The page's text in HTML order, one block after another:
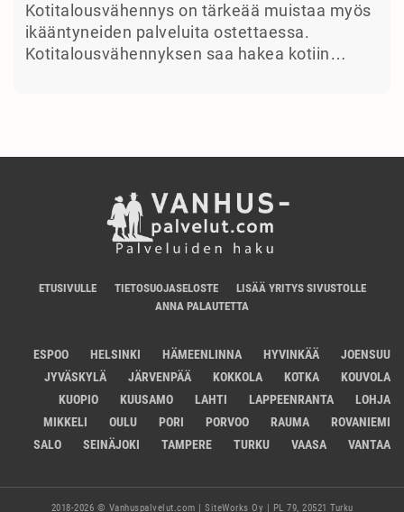
Kotitalousvähennys on tärkeää muistaa myös
ikääntyneiden palveluita ostettaessa.
Kotitalousvähennyksen saa hakea kotiin…
ETUSIVULLE TIETOSUOJASELOSTE
LISÄÄ YRITYS SIVUSTOLLE
ANNA PALAUTETTA
ESPOO HELSINKI HÄMEENLINNA HYVINKÄÄ
JOENSUU
JYVÄSKYLÄ
JÄRVENPÄÄ KOKKOLA KOTKA
KOUVOLA
KUOPIO
KUUSAMO LAHTI LAPPEENRANTA
LOHJA
MIKKELI
OULU PORI PORVOO RAUMA
ROVANIEMI
SALO
SEINÄJOKI TAMPERE TURKU VAASA VANTAA
2018-2026 © Vanhuspalvelut.com | SiteWorks Oy | PL 79, 20521 Turku